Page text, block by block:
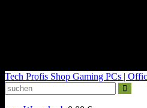
Tech Profis Shop Gaming PCs |